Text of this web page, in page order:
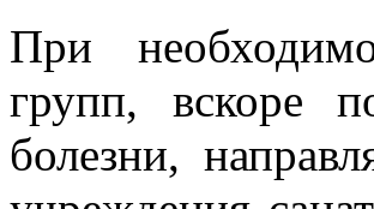
При
групп, вскоре
болезни,